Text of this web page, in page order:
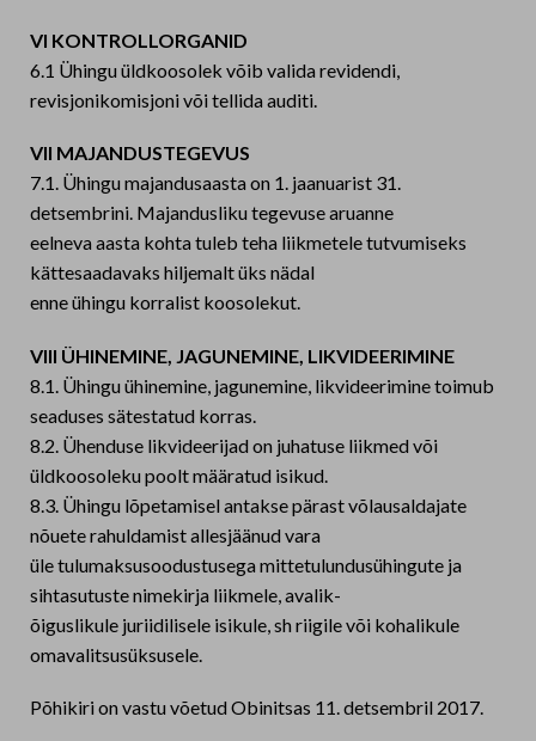
VI KONTROLLORGANID
6.1 Ühingu üldkoosolek võib valida revidendi,
revisjonikomisjoni või tellida auditi.
VII MAJANDUSTEGEVUS
7.1. Ühingu majandusaasta on 1. jaanuarist 31.
detsembrini. Majandusliku tegevuse aruanne
eelneva aasta kohta tuleb teha liikmetele tutvumiseks
kättesaadavaks hiljemalt üks nädal
enne ühingu korralist koosolekut.
VIII ÜHINEMINE, JAGUNEMINE, LIKVIDEERIMINE
8.1. Ühingu ühinemine, jagunemine, likvideerimine toimub
seaduses sätestatud korras.
8.2. Ühenduse likvideerijad on juhatuse liikmed või
üldkoosoleku poolt määratud isikud.
8.3. Ühingu lõpetamisel antakse pärast võlausaldajate
nõuete rahuldamist allesjäänud vara
üle tulumaksusoodustusega mittetulundusühingute ja
sihtasutuste nimekirja liikmele, avalik-
õiguslikule juriidilisele isikule, sh riigile või kohalikule
omavalitsusüksusele.
Põhikiri on vastu võetud Obinitsas 11. detsembril 2017.